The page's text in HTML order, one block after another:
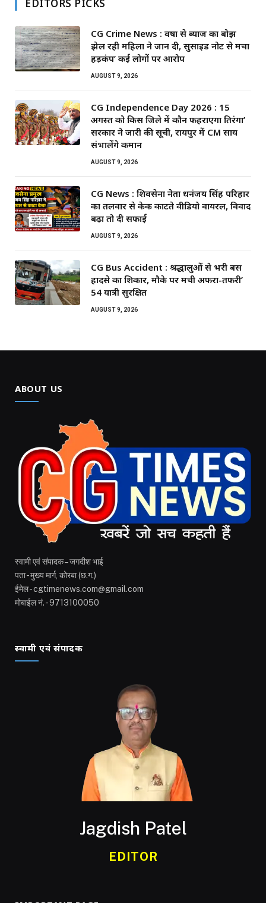
EDITORS PICKS
CG Crime News : वर्षों से ब्याज का बोझ
झेल रही महिला ने जान दी, सुसाइड नोट से मचा
हड़कंप’ कई लोगों पर आरोप
AUGUST 9, 2026
CG Independence Day 2026 : 15
अगस्त को किस जिले में कौन फहराएगा तिरंगा’
सरकार ने जारी की सूची, रायपुर में CM साय
संभालेंगे कमान
AUGUST 9, 2026
CG News : शिवसेना नेता धनंजय सिंह परिहार
का तलवार से केक काटते वीडियो वायरल, विवाद
बढ़ा तो दी सफाई
AUGUST 9, 2026
CG Bus Accident : श्रद्धालुओं से भरी बस
हादसे का शिकार, मौके पर मची अफरा-तफरी’
54 यात्री सुरक्षित
AUGUST 9, 2026
ABOUT US
स्वामी एवं संपादक – जगदीश भाई
पता - मुख्य मार्ग, कोरबा (छ.ग.)
ईमेल - cgtimenews.com@gmail.com
मोबाईल नं. - 9713100050
स्वामी एवं संपादक
Jagdish Patel
EDITOR